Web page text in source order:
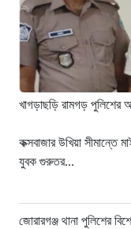
খাগড়াছড়ি রামগড় পুলিশের
কক্সবাজার উখিয়া সীমান্তে
যুবক গুরুতর...
জোরারগঞ্জ থানা পুলিশের